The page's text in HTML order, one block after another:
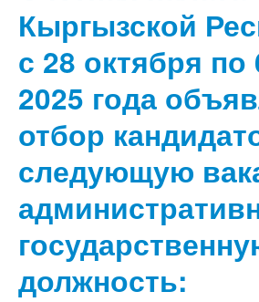
Кыргызской
с 28 октября по
2025 года
отбор
следующую
должность: